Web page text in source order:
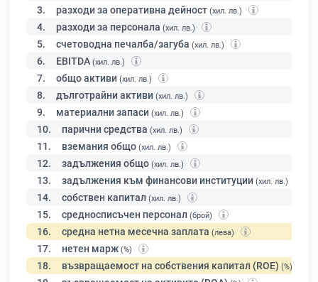
3. разходи за оперативна дейност (хил. лв.)
4. разходи за персонала (хил. лв.)
5. счетоводна печалба/загуба (хил. лв.)
6. EBITDA (хил. лв.)
7. общо активи (хил. лв.)
8. дълготрайни активи (хил. лв.)
9. материални запаси (хил. лв.)
10. парични средства (хил. лв.)
11. вземания общо (хил. лв.)
12. задължения общо (хил. лв.)
13. задължения към финансови институции (хил. лв.)
14. собствен капитал (хил. лв.)
15. средносписъчен персонал (брой)
16. средна нетна месечна заплата (лева)
17. нетен марж (%)
18. възвращаемост на собствения капитал (ROE) (%)